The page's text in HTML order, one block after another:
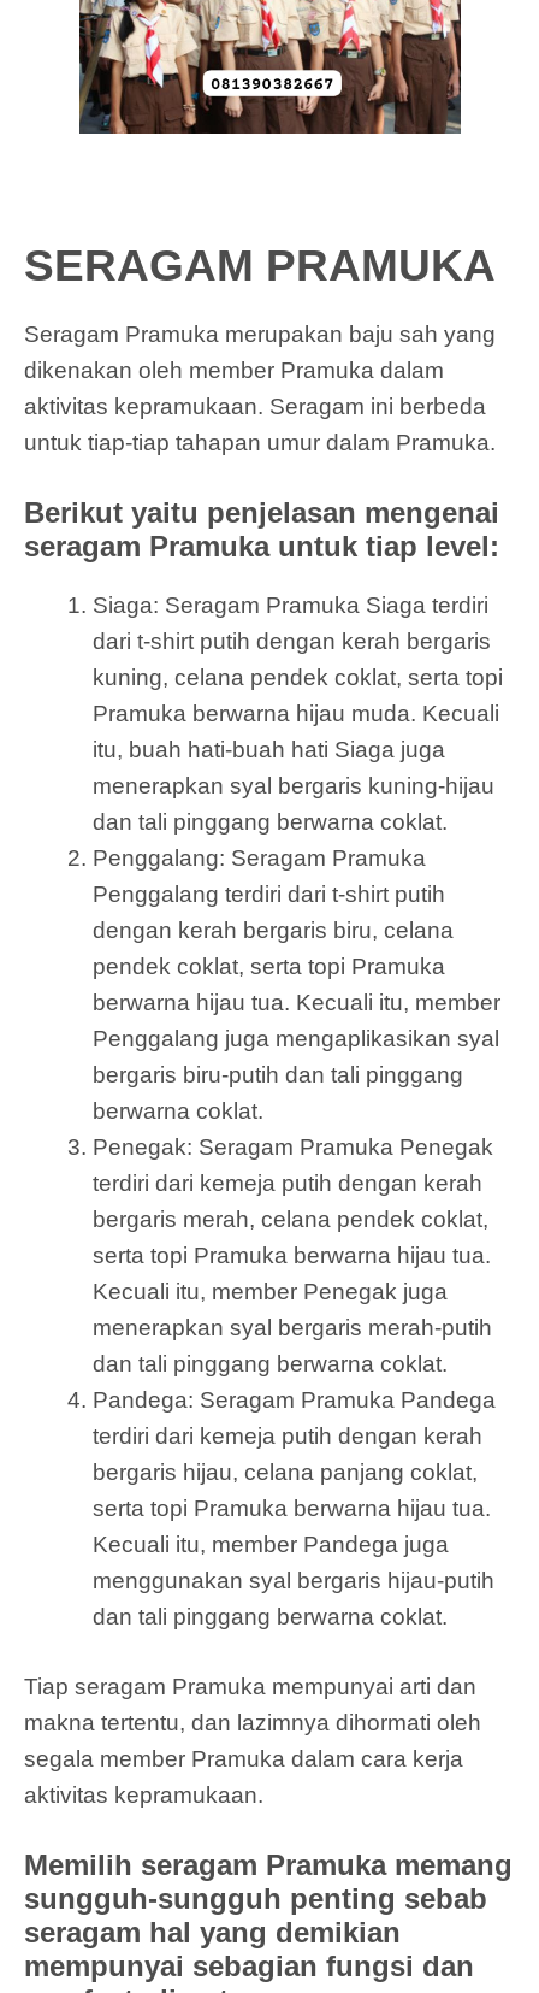
SERAGAM PRAMUKA
Seragam Pramuka merupakan baju sah yang
dikenakan oleh member Pramuka dalam
aktivitas kepramukaan. Seragam ini berbeda
untuk tiap-tiap tahapan umur dalam Pramuka.
Berikut yaitu penjelasan mengenai
seragam Pramuka untuk tiap level:
Siaga: Seragam Pramuka Siaga terdiri
dari t-shirt putih dengan kerah bergaris
kuning, celana pendek coklat, serta topi
Pramuka berwarna hijau muda. Kecuali
itu, buah hati-buah hati Siaga juga
menerapkan syal bergaris kuning-hijau
dan tali pinggang berwarna coklat.
Penggalang: Seragam Pramuka
Penggalang terdiri dari t-shirt putih
dengan kerah bergaris biru, celana
pendek coklat, serta topi Pramuka
berwarna hijau tua. Kecuali itu, member
Penggalang juga mengaplikasikan syal
bergaris biru-putih dan tali pinggang
berwarna coklat.
Penegak: Seragam Pramuka Penegak
terdiri dari kemeja putih dengan kerah
bergaris merah, celana pendek coklat,
serta topi Pramuka berwarna hijau tua.
Kecuali itu, member Penegak juga
menerapkan syal bergaris merah-putih
dan tali pinggang berwarna coklat.
Pandega: Seragam Pramuka Pandega
terdiri dari kemeja putih dengan kerah
bergaris hijau, celana panjang coklat,
serta topi Pramuka berwarna hijau tua.
Kecuali itu, member Pandega juga
menggunakan syal bergaris hijau-putih
dan tali pinggang berwarna coklat.
Tiap seragam Pramuka mempunyai arti dan
makna tertentu, dan lazimnya dihormati oleh
segala member Pramuka dalam cara kerja
aktivitas kepramukaan.
Memilih seragam Pramuka memang
sungguh-sungguh penting sebab
seragam hal yang demikian
mempunyai sebagian fungsi dan